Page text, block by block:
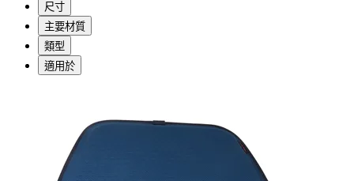
尺寸
主要材質
類型
適用於